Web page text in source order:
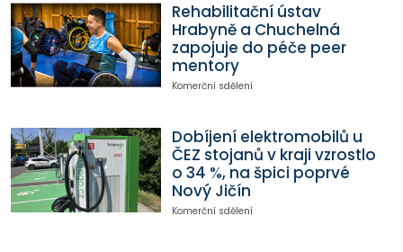
Rehabilitační ústav
Hrabyně a Chuchelná
zapojuje do péče peer
mentory
Komerční sdělení
Dobíjení elektromobilů u
ČEZ stojanů v kraji vzrostlo
o 34 %, na špici poprvé
Nový Jičín
Komerční sdělení